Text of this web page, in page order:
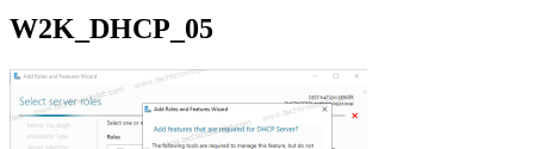
W2K_DHCP_05